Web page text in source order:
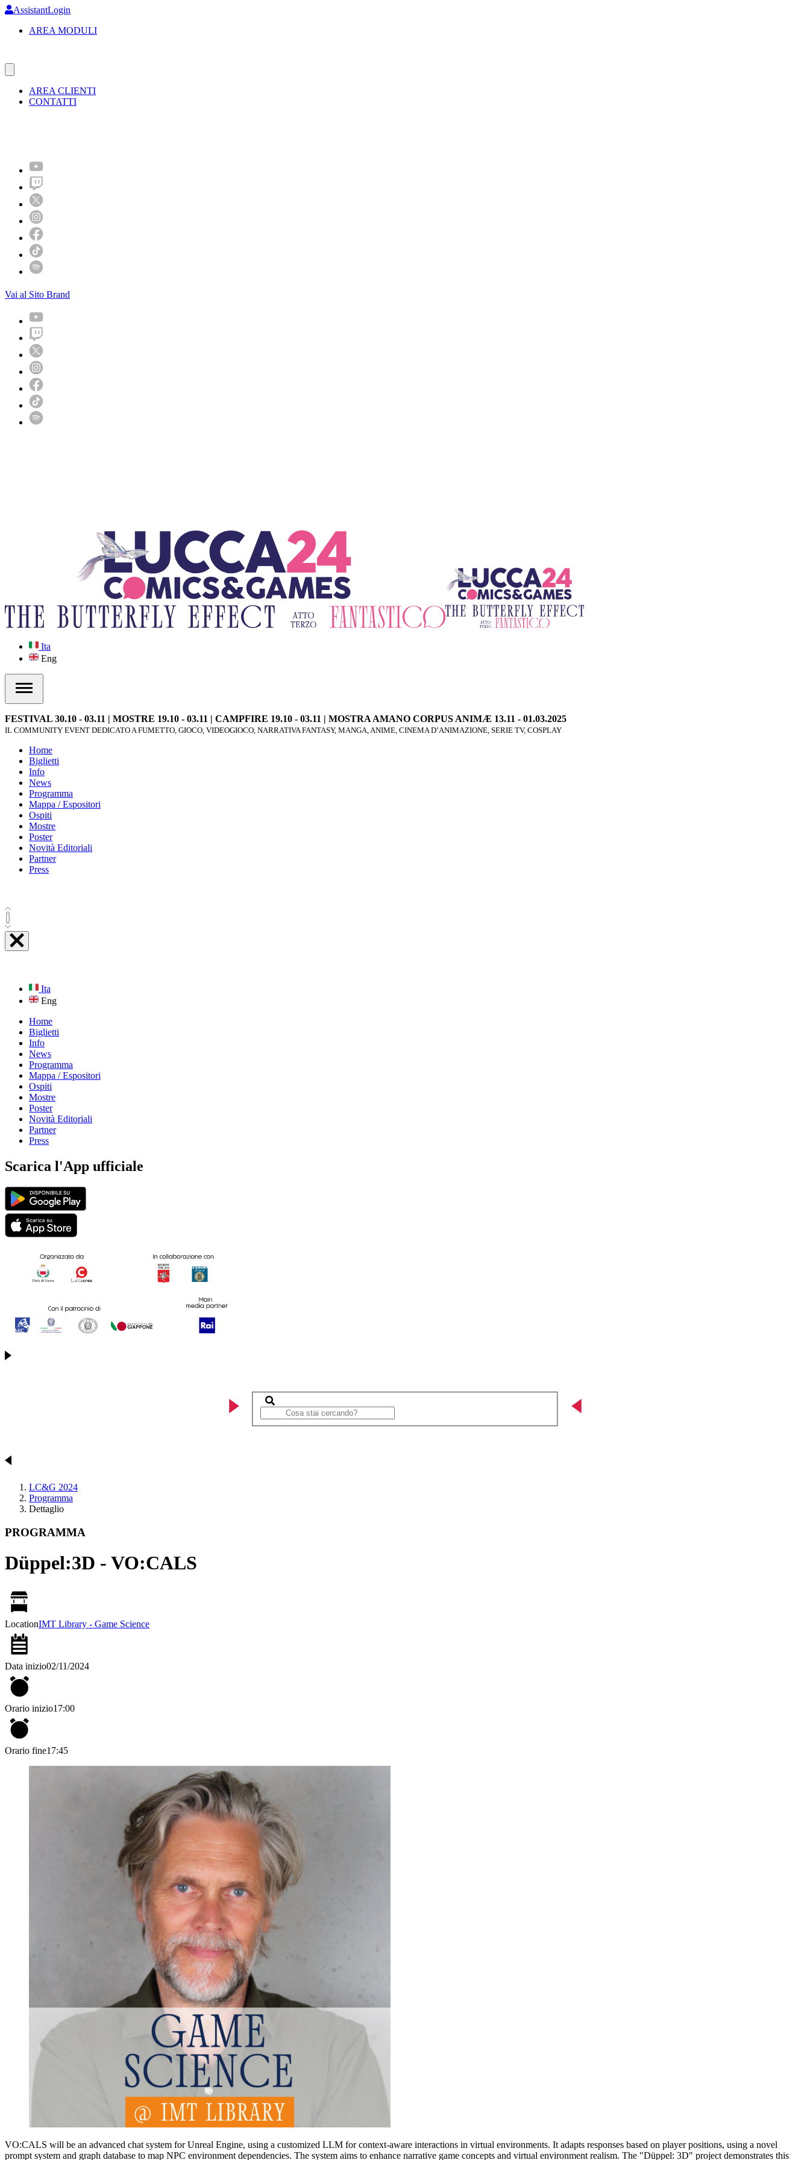
Skip
main
AssistantLogin
AREA MODULI
AREA CLIENTI
CONTATTI
Vai al Sito Brand
Ita
Eng
FESTIVAL 30.10 - 03.11 | MOSTRE 19.10 - 03.11 | CAMPFIRE 19.10 - 03.11 | MOSTRA AMANO CORPUS ANIMÆ 13.11 - 01.03.2025
IL COMMUNITY EVENT DEDICATO A FUMETTO, GIOCO, VIDEOGIOCO, NARRATIVA FANTASY, MANGA, ANIME, CINEMA D’ANIMAZIONE, SERIE TV, COSPLAY
Home
Biglietti
Info
News
Programma
Mappa / Espositori
Ospiti
Mostre
Poster
Novità Editoriali
Partner
Press
Ita
Eng
Home
Biglietti
Info
News
Programma
Mappa / Espositori
Ospiti
Mostre
Poster
Novità Editoriali
Partner
Press
Scarica l'App ufficiale
LC&G 2024
Programma
Dettaglio
PROGRAMMA
Düppel:3D - VO:CALS
LocationIMT Library - Game Science
Data inizio02/11/2024
Orario inizio17:00
Orario fine17:45
VO:CALS will be an advanced chat system for Unreal Engine, using a customized LLM for context-aware interactions in virtual environments. It adapts responses based on player positions, using a novel
prompt system and graph database to map NPC environment dependencies. The system aims to enhance narrative game concepts and virtual environment realism. The "Düppel: 3D" project demonstrates this